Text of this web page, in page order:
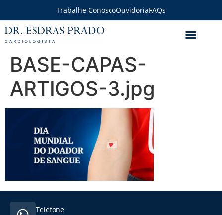
Trabalhe ConoscoOuvidoriaFAQs
BASE-CAPAS-
ARTIGOS-3.jpg
Telefone